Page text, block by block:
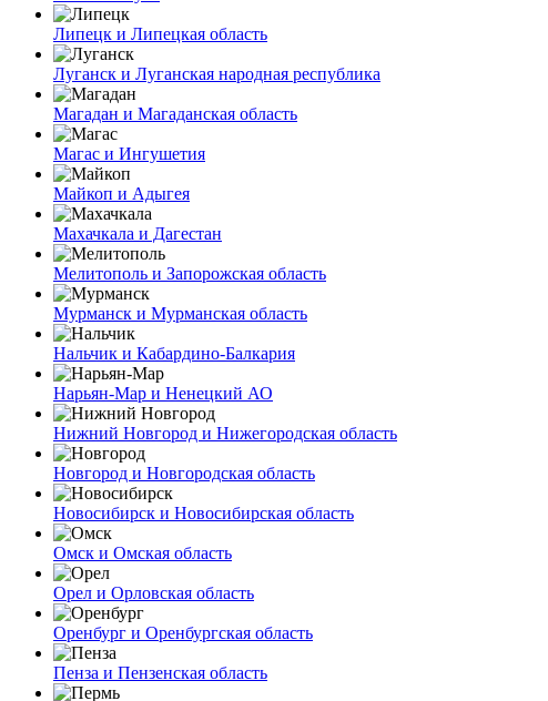
Липецк и Липецкая область
Луганск и Луганская народная республика
Магадан и Магаданская область
Магас и Ингушетия
Майкоп и Адыгея
Махачкала и Дагестан
Мелитополь и Запорожская область
Мурманск и Мурманская область
Нальчик и Кабардино-Балкария
Нарьян-Мар и Ненецкий АО
Нижний Новгород и Нижегородская область
Новгород и Новгородская область
Новосибирск и Новосибирская область
Омск и Омская область
Орел и Орловская область
Оренбург и Оренбургская область
Пенза и Пензенская область